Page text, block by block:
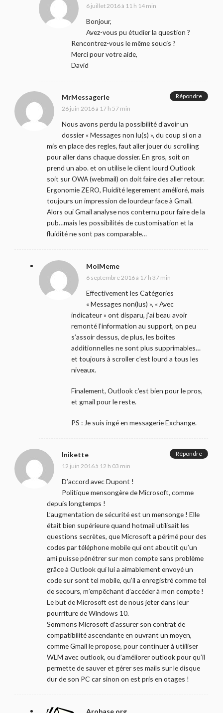
6 juillet 2016 à 11 h 14 min
Bonjour,
Avez-vous pu étudier la question ?
Rencontrez-vous le même soucis ?
Merci pour votre aide,
David
MrMessagerie
26 juin 2016 à 17 h 57 min
Nous avons perdu la possibilité d’avoir un
dossier « Messages non lu(s) », du coup si on a
mis en place des regles, faut aller jouer du scrolling
pour aller dans chaque dossier. En gros, soit on
prend un abo. et on utilise le client lourd Outlook
soit sur OWA (webmail) on doit faire des aller retour.
Ergonomie ZERO, Fluidité legerement amélioré, mais
toujours un impression de lourdeur face à Gmail.
Alors oui Gmail analyse nos conternu pour faire de la
pub…mais les possibilités de customisation et la
fluidité ne sont pas comparable…
Répondre
MoiMeme
6 septembre 2016 à 17 h 37 min
Effectivement les Catégories
« Messages non(lus) », « Avec
indicateur » ont disparu, j’ai beau avoir
remonté l’information au support, on peu
s’assoir dessus, de plus, les boites
additionnelles ne sont plus supprimables…
et toujours à scroller c’est lourd a tous les
niveaux.
Finalement, Outlook c’est bien pour le pros,
et gmail pour le reste.
PS : Je suis ingé en messagerie Exchange.
Inikette
12 juin 2016 à 12 h 03 min
D’accord avec Dupont !
Politique mensongère de Microsoft, comme
depuis longtemps !
L’augmentation de sécurité est un mensonge ! Elle
était bien supérieure quand hotmail utilisait les
questions secrètes, que Microsoft a périmé pour des
codes par téléphone mobile qui ont aboutit qu’un
ami puisse pénétrer sur mon compte sans problème
grâce à Outlook qui lui a aimablement envoyé un
code sur sont tel mobile, qu’il a enregistré comme tel
de secours, m’empêchant d’accéder à mon compte !
Le but de Microsoft est de nous jeter dans leur
pourriture de Windows 10.
Sommons Microsoft d’assurer son contrat de
compatibilité ascendante en ouvrant un moyen,
comme Gmail le propose, pour continuer à utiiliser
WLM avec outlook, ou d’améliorer outlook pour qu’il
permette de sauver et gérer ses mails sur le disque
dur de son PC car sinon on est pris en otages !
Répondre